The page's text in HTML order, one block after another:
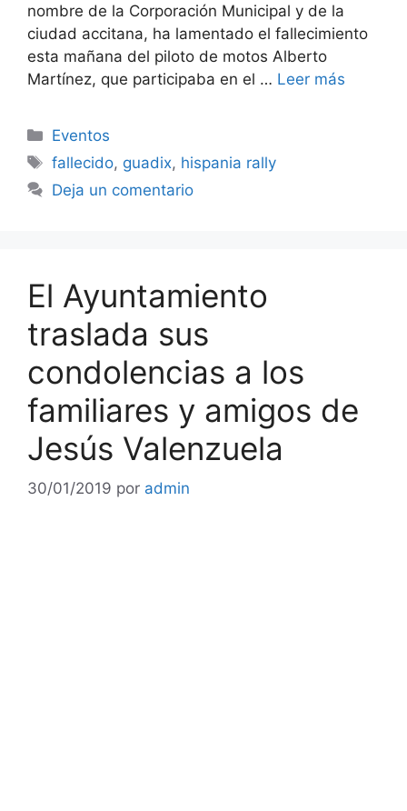
nombre de la Corporación Municipal y de la
ciudad accitana, ha lamentado el fallecimiento
esta mañana del piloto de motos Alberto
Martínez, que participaba en el … Leer más
Categorías
Eventos
Etiquetas
fallecido, guadix, hispania rally
Deja un comentario
El Ayuntamiento
traslada sus
condolencias a los
familiares y amigos de
Jesús Valenzuela
30/01/2019 por admin